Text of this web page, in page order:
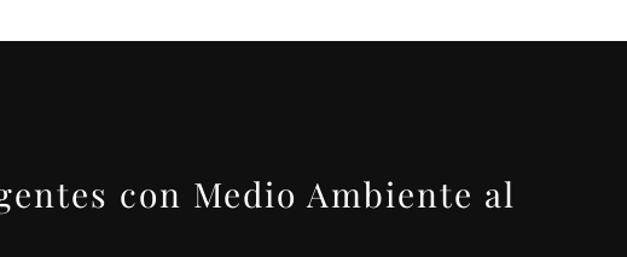
con Medio Ambiente al